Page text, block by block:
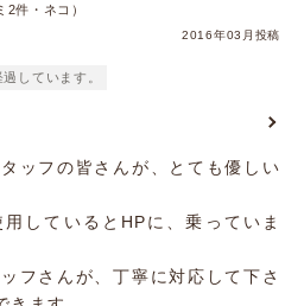
2件・ネコ）
2016年03月投稿
しています。
ッフの皆さんが、とても優しい
しているとHPに、乗っていま
フさんが、丁寧に対応して下さ